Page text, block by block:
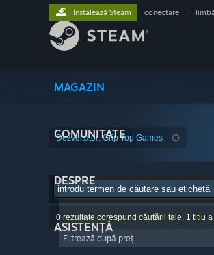
MAGAZIN
COMUNITATE
DESPRE
ASISTENȚĂ
Instalează Steam conectare
Dezvoltator: Grip Top Games
0 rezultate corespund căutării tale. 1 titlu
Filtrează după preț